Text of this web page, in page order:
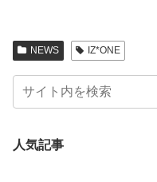
NEWS IZ*ONE
人気記事